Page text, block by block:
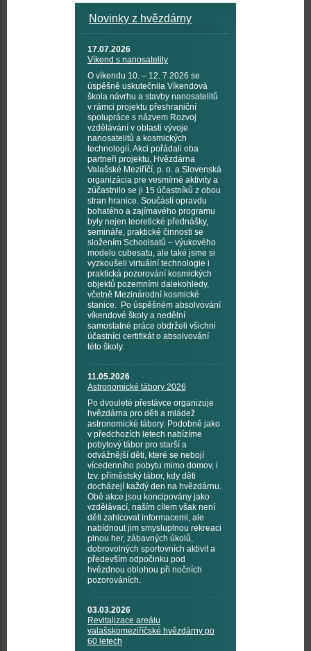
Novinky z hvězdárny
17.07.2026
Víkend s nanosatelity
O víkendu 10. – 12. 7 2026 se
úspěšně uskutečnila Víkendová
škola návrhu a stavby nanosatelitů
v rámci projektu přeshraniční
spolupráce s názvem Rozvoj
vzdělávání v oblasti vývoje
nanosatelitů a kosmických
technologií. Akci pořádali oba
partneři projektu, Hvězdárna
Valašské Meziříčí, p. o. a Slovenská
organizácia pre vesmírné aktivity a
zúčastnilo se ji 15 účastníků z obou
stran hranice. Součástí opravdu
bohatého a zajímavého programu
byly nejen teoretické přednášky,
semináře, praktické činnosti se
složením Schoolsatů – výukového
modelu cubesatu, ale také jsme si
vyzkoušeli virtuální technologie i
praktická pozorování kosmických
objektů pozemními dalekohledy,
včetně Mezinárodní kosmické
stanice. Po úspěšném absolvování
víkendové školy a nedělní
samostatné práce obdrželi všichni
účastníci certifikát o absolvování
této školy.
11.05.2026
Astronomické tábory 2026
Po dvouleté přestávce organizuje
hvězdárna pro děti a mládež
astronomické tábory. Podobně jako
v předchozích letech nabízíme
pobytový tábor pro starší a
odvážnější děti, které se nebojí
vícedenního pobytu mimo domov, i
tzv. příměstský tábor, kdy děti
docházejí každý den na hvězdárnu.
Obě akce jsou koncipovány jako
vzdělávací, naším cílem však není
děti zahlcovat informacemi, ale
nabídnout jim smysluplnou rekreaci
plnou her, zábavných úkolů,
dobrovolných sportovních aktivit a
především odpočinku pod
hvězdnou oblohou při nočních
pozorováních.
03.03.2026
Revitalizace areálu
valašskomeziříčské hvězdárny po
60 letech